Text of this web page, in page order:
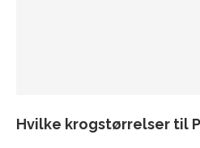
Hvilke krogstørrelser til